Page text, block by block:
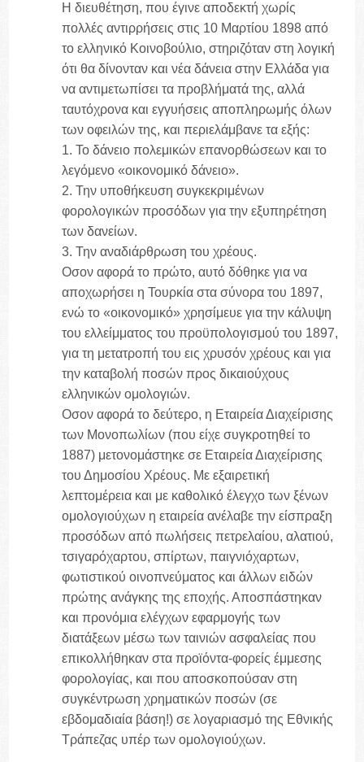
Η διευθέτηση, που έγινε αποδεκτή χωρίς
πολλές αντιρρήσεις στις 10 Μαρτίου 1898 από
το ελληνικό Κοινοβούλιο, στηριζόταν στη λογική
ότι θα δίνονταν και νέα δάνεια στην Ελλάδα για
να αντιμετωπίσει τα προβλήματά της, αλλά
ταυτόχρονα και εγγυήσεις αποπληρωμής όλων
των οφειλών της, και περιελάμβανε τα εξής:
1. Το δάνειο πολεμικών επανορθώσεων και το
λεγόμενο «οικονομικό δάνειο».
2. Την υποθήκευση συγκεκριμένων
φορολογικών προσόδων για την εξυπηρέτηση
των δανείων.
3. Την αναδιάρθρωση του χρέους.
Οσον αφορά το πρώτο, αυτό δόθηκε για να
αποχωρήσει η Τουρκία στα σύνορα του 1897,
ενώ το «οικονομικό» χρησίμευε για την κάλυψη
του ελλείμματος του προϋπολογισμού του 1897,
για τη μετατροπή του εις χρυσόν χρέους και για
την καταβολή ποσών προς δικαιούχους
ελληνικών ομολογιών.
Οσον αφορά το δεύτερο, η Εταιρεία Διαχείρισης
των Μονοπωλίων (που είχε συγκροτηθεί το
1887) μετονομάστηκε σε Εταιρεία Διαχείρισης
του Δημοσίου Χρέους. Με εξαιρετική
λεπτομέρεια και με καθολικό έλεγχο των ξένων
ομολογιούχων η εταιρεία ανέλαβε την είσπραξη
προσόδων από πωλήσεις πετρελαίου, αλατιού,
τσιγαρόχαρτου, σπίρτων, παιγνιόχαρτων,
φωτιστικού οινοπνεύματος και άλλων ειδών
πρώτης ανάγκης της εποχής. Αποσπάστηκαν
και προνόμια ελέγχων εφαρμογής των
διατάξεων μέσω των ταινιών ασφαλείας που
επικολλήθηκαν στα προϊόντα-φορείς έμμεσης
φορολογίας, και που αποσκοπούσαν στη
συγκέντρωση χρηματικών ποσών (σε
εβδομαδιαία βάση!) σε λογαριασμό της Εθνικής
Τράπεζας υπέρ των ομολογιούχων.